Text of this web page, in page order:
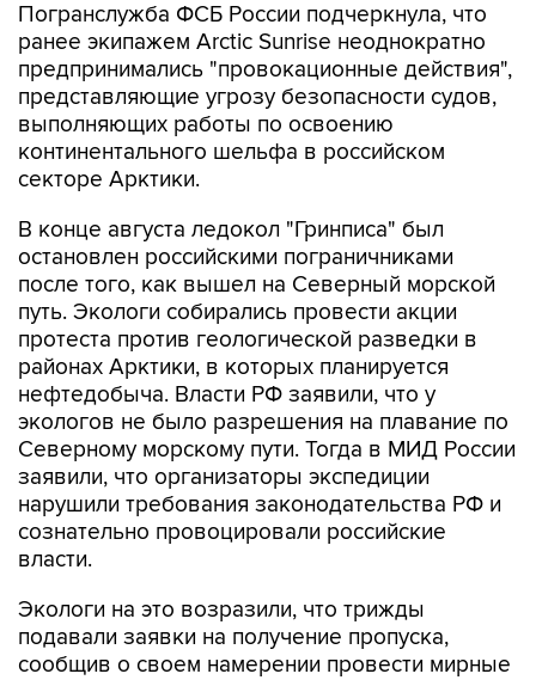
Погранслужба ФСБ России подчеркнула, что
ранее экипажем Arctic Sunrise неоднократно
предпринимались "провокационные действия",
представляющие угрозу безопасности судов,
выполняющих работы по освоению
континентального шельфа в российском
секторе Арктики.
В конце августа ледокол "Гринписа" был
остановлен российскими пограничниками
после того, как вышел на Северный морской
путь. Экологи собирались провести акции
протеста против геологической разведки в
районах Арктики, в которых планируется
нефтедобыча. Власти РФ заявили, что у
экологов не было разрешения на плавание по
Северному морскому пути. Тогда в МИД России
заявили, что организаторы экспедиции
нарушили требования законодательства РФ и
сознательно провоцировали российские
власти.
Экологи на это возразили, что трижды
подавали заявки на получение пропуска,
сообщив о своем намерении провести мирные